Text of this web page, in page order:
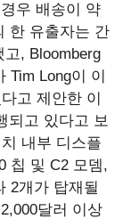
우 배송이 약
한 유출자는 간
, Bloomberg
Tim Long이 이
고 제안한 이
되고 있다고 보
내부 디스플
칩 및 C2 모뎀,
2개가 탑재될
달러 이상